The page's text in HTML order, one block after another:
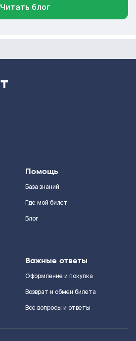
Читать блог
Помощь
База знаний
Где мой билет
Блог
Важные ответы
Оформление и покупка
Возврат и обмен билета
Все вопросы и ответы